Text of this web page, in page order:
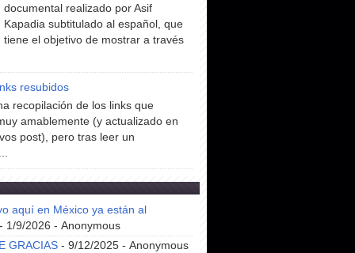
documental realizado por Asif
Kapadia subtitulado al español, que
tiene el objetivo de mostrar a través
resubidos
recopilación de los links que
amablemente (y actualizado en
post), pero tras leer un
aquí en México ya están al
1/9/2026 - Anonymous
GRACIAS - 9/12/2025 - Anonymous